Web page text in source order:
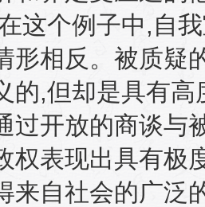
这个例子中, 自
形相反。被质疑
的,但却是具有高
过开放的商谈与
权表现出具有极
来自社会的广泛